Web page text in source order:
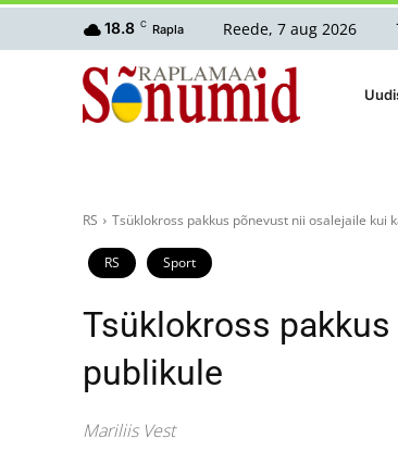
18.8 C Rapla Reede, 7 aug 2026
RS Tsüklokross pakkus põnevust nii osalejaile kui
RS Sport
Tsüklokross
publikule
Mariliis Vest